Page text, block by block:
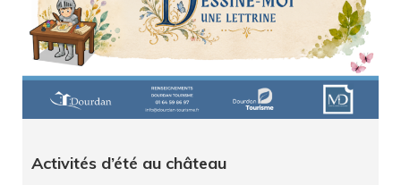
Activités d’été au château